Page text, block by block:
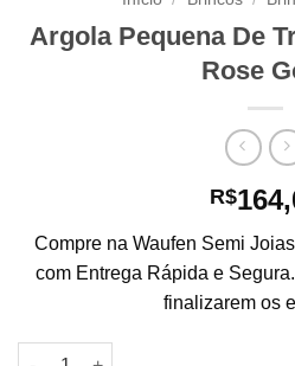
Argola Pequena De
Rose
R$
Compre na Waufen Semi
com Entrega Rápida e
finalizarem os
Argola Pequena De Trevinho